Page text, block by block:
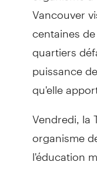
Vancouver
centaines
quartiers
puissance
qu'elle
Vendredi, la
organisme
l'éducation